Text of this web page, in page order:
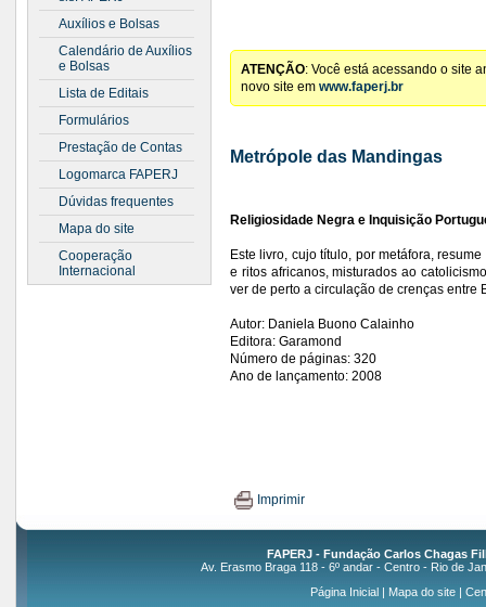
Auxílios e Bolsas
Calendário de Auxílios
e Bolsas
Lista de Editais
Formulários
Prestação de Contas
Logomarca FAPERJ
Dúvidas frequentes
Mapa do site
Cooperação
Internacional
ATENÇÃO: Você está acessando o site
novo site em www.faperj.br
Metrópole das Mandingas
Religiosidade Negra e Inquisição
Este livro, cujo título, por metáfora,
e ritos africanos, misturados ao
ver de perto a circulação de crenças entre
Autor: Daniela Buono Calainho
Editora: Garamond
Número de páginas: 320
Ano de lançamento: 2008
Imprimir
FAPERJ - Fundação Carlos Chagas
Av. Erasmo Braga 118 - 6º andar - Centro - Rio de
Página Inicial| Mapa do site|